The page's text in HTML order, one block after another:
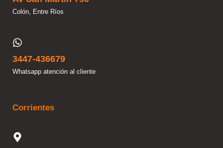
Colón, Entre Ríos
3447-436679
Whatsapp atención al cliente
Corrientes